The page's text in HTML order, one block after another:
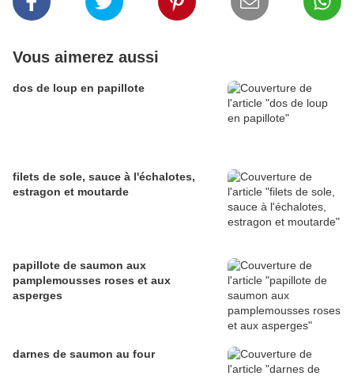
Vous aimerez aussi
dos de loup en papillote
filets de sole, sauce à l'échalotes,
estragon et moutarde
papillote de saumon aux
pamplemousses roses et aux
asperges
darnes de saumon au four